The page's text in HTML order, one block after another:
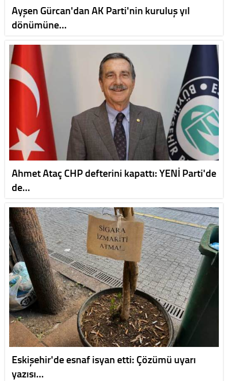
Ayşen Gürcan'dan AK Parti'nin kuruluş yıl
dönümüne…
Ahmet Ataç CHP defterini kapattı: YENİ Parti'de
de…
Eskişehir'de esnaf isyan etti: Çözümü uyarı
yazısı…